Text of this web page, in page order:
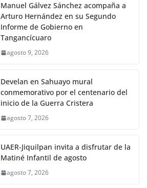
Manuel Gálvez Sánchez acompaña a
Arturo Hernández en su Segundo
Informe de Gobierno en
Tangancícuaro
agosto 9, 2026
Develan en Sahuayo mural
conmemorativo por el centenario del
inicio de la Guerra Cristera
agosto 7, 2026
UAER-Jiquilpan invita a disfrutar de la
Matiné Infantil de agosto
agosto 7, 2026